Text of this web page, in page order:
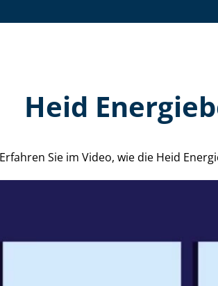
Heid
Erfahren Sie im Video, wie die Heid